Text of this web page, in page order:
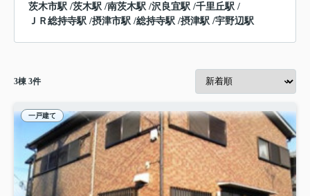
茨木市駅 /茨木駅 /南茨木駅 /沢良宜駅 /千里丘駅 /
ＪＲ総持寺駅 /摂津市駅 /総持寺駅 /摂津駅 /宇野辺駅
3棟 3件
一戸建て